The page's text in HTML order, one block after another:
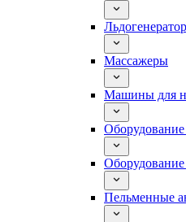
Массажеры
Машины для
Оборудование
Оборудование
Пельменные